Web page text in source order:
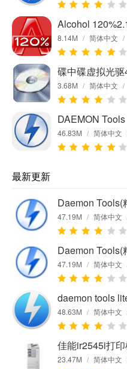
Alcohol
8.14M / 简体中文 /
碟中碟虚拟光
3.68M / 简体中文 /
DAEMON
46.83M / 简体中文
最新更新
47.19M / 简体中文
47.19M / 简体中文
48.63M / 简体中文
佳能ir2545i打
23.47M / 简体中文